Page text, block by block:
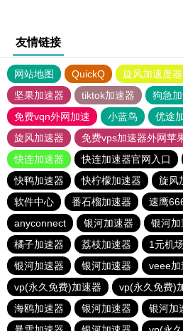
友情链接
网站地图 QuickQ 旋风加速度器
坚果加速器
tiktok加速器
狗急
免费vqn外网加速
小蓝鸟 优途
旋风加速器
免费vps加速器外网苹
快连加速器
快连加速器官网入口
快鸭加速器
快柠檬加速器 旋风
软件中心
番石榴加速器 速鹰
anyconnect
银河加速器 银河加
橘子加速器
荔枝加速器 1元机场
银河加速器
银河加速器 veee加
vp(永久免费)加速器
vp(永久免费)
海鸥加速器
银河加速器 银河加